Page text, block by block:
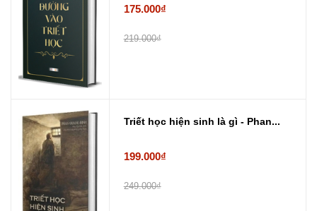
175.000₫
219.000₫
Triết học hiện sinh là gì - Phan...
199.000₫
249.000₫